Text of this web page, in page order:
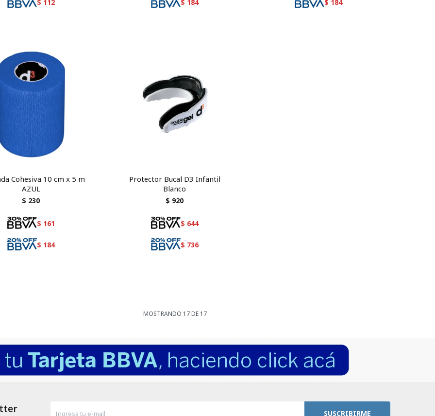
$ 112 $ 184 $ 184
Cohesiva 10 cm x 5 m
AZUL
$ 230
$ 161
$ 184
Protector Bucal D3 Infantil
Blanco
$ 920
$ 644
$ 736
MOSTRANDO 17DE 17
SUSCRIBIRME